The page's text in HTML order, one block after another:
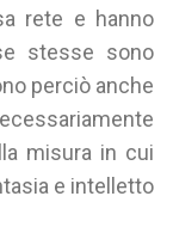
rete e hanno
stesse sono
perciò anche
misura in cui
e intelletto